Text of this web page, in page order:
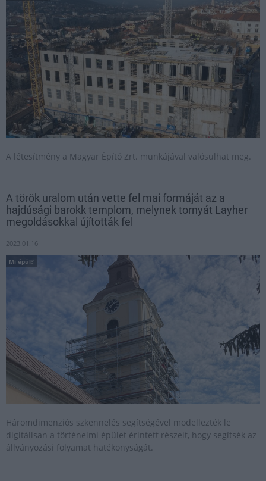
A létesítmény a Magyar Építő Zrt. munkájával valósulhat meg.
A török uralom után vette fel mai formáját az a
hajdúsági barokk templom, melynek tornyát Layher
megoldásokkal újították fel
2023.01.16
Mi épül?
Háromdimenziós szkennelés segítségével modellezték le
digitálisan a történelmi épület érintett részeit, hogy segítsék az
állványozási folyamat hatékonyságát.